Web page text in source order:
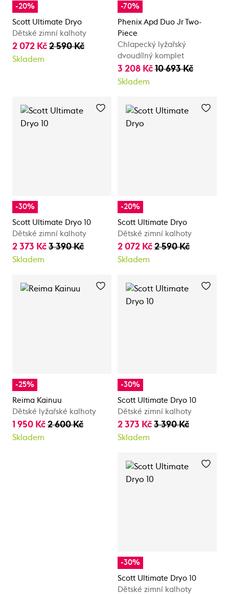
-20%
Scott Ultimate Dryo
Dětské zimní kalhoty
2 072 Kč 2 590 Kč
Skladem
-70%
Phenix Apd Duo Jr Two-
Piece
Chlapecký lyžařský
dvoudílný komplet
3 208 Kč 10 693 Kč
Skladem
-30%
Scott Ultimate Dryo 10
Dětské zimní kalhoty
2 373 Kč 3 390 Kč
Skladem
-20%
Scott Ultimate Dryo
Dětské zimní kalhoty
2 072 Kč 2 590 Kč
Skladem
-25%
Reima Kainuu
Dětské lyžařské kalhoty
1 950 Kč 2 600 Kč
Skladem
-30%
Scott Ultimate Dryo 10
Dětské zimní kalhoty
2 373 Kč 3 390 Kč
Skladem
-30%
Scott Ultimate Dryo 10
Dětské zimní kalhoty